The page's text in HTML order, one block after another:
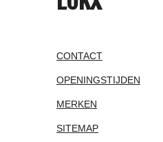
CONTACT
OPENINGSTIJDEN
MERKEN
SITEMAP